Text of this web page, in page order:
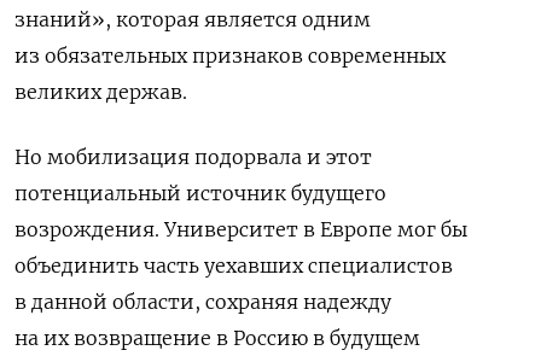
знаний», которая является одним
из обязательных признаков современных
великих держав.
Но мобилизация подорвала и этот
потенциальный источник будущего
возрождения. Университет в Европе мог бы
объединить часть уехавших специалистов
в данной области, сохраняя надежду
на их возвращение в Россию в будущем